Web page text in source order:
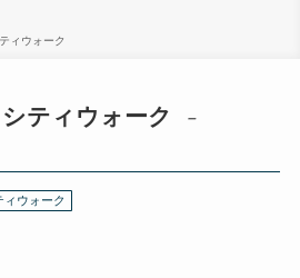
ィウォーク
ティウォーク
–
ィウォーク